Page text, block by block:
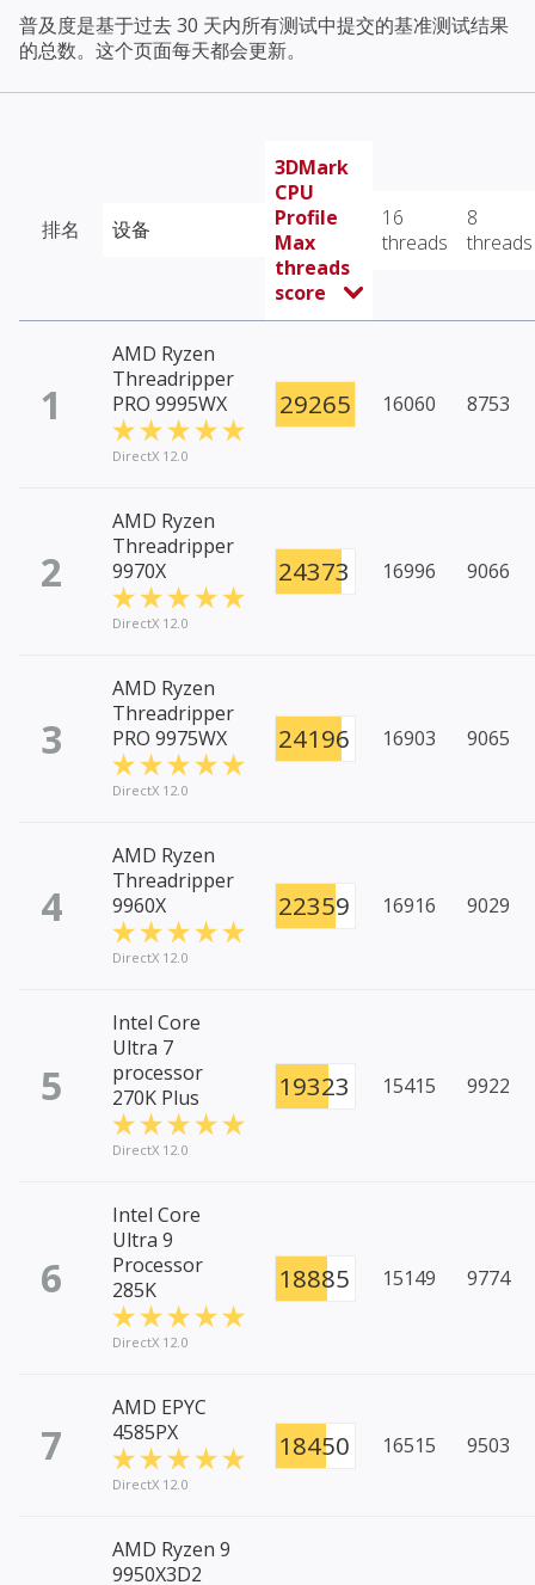
普及度是基于过去 30 天内所有测试中提交的基准测试结果
的总数。这个页面每天都会更新。
排名 设备
3DMark
CPU
Profile
Max
threads
score
16
threads
8
threads
1
AMD Ryzen
Threadripper
PRO 9995WX
DirectX 12.0
29265 16060 8753
2
AMD Ryzen
Threadripper
9970X
DirectX 12.0
24373 16996 9066
3
AMD Ryzen
Threadripper
PRO 9975WX
DirectX 12.0
24196 16903 9065
4
AMD Ryzen
Threadripper
9960X
DirectX 12.0
22359 16916 9029
5
Intel Core
Ultra 7
processor
270K Plus
DirectX 12.0
19323 15415 9922
6
Intel Core
Ultra 9
Processor
285K
DirectX 12.0
18885 15149 9774
7
AMD EPYC
4585PX
DirectX 12.0
18450 16515 9503
AMD Ryzen 9
9950X3D2